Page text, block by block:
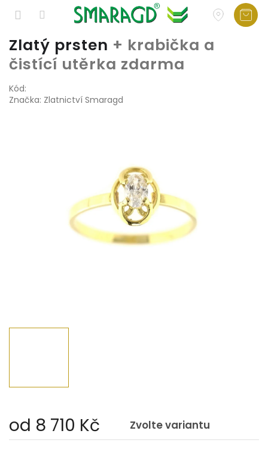
Přejít
na
obsah
Zlatý prsten + krabička a
čistící utěrka zdarma
Kód:
Značka: Zlatnictví Smaragd
od 8 710 Kč Zvolte variantu